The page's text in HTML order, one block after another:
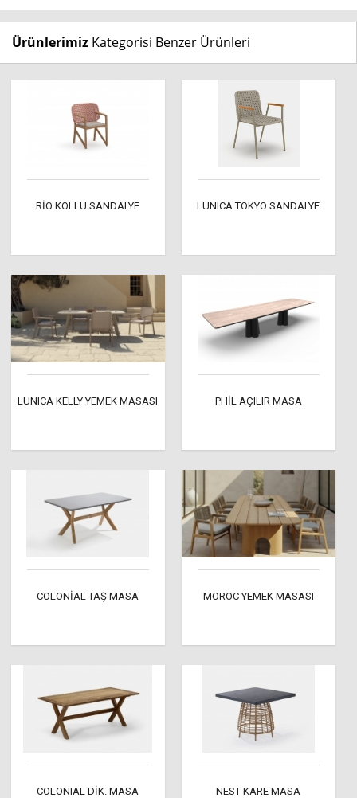
Ürünlerimiz Kategorisi Benzer Ürünleri
RİO KOLLU SANDALYE LUNICA TOKYO SANDALYE
LUNICA KELLY YEMEK MASASI PHİL AÇILIR MASA
COLONİAL TAŞ MASA MOROC YEMEK MASASI
COLONIAL DİK. MASA NEST KARE MASA